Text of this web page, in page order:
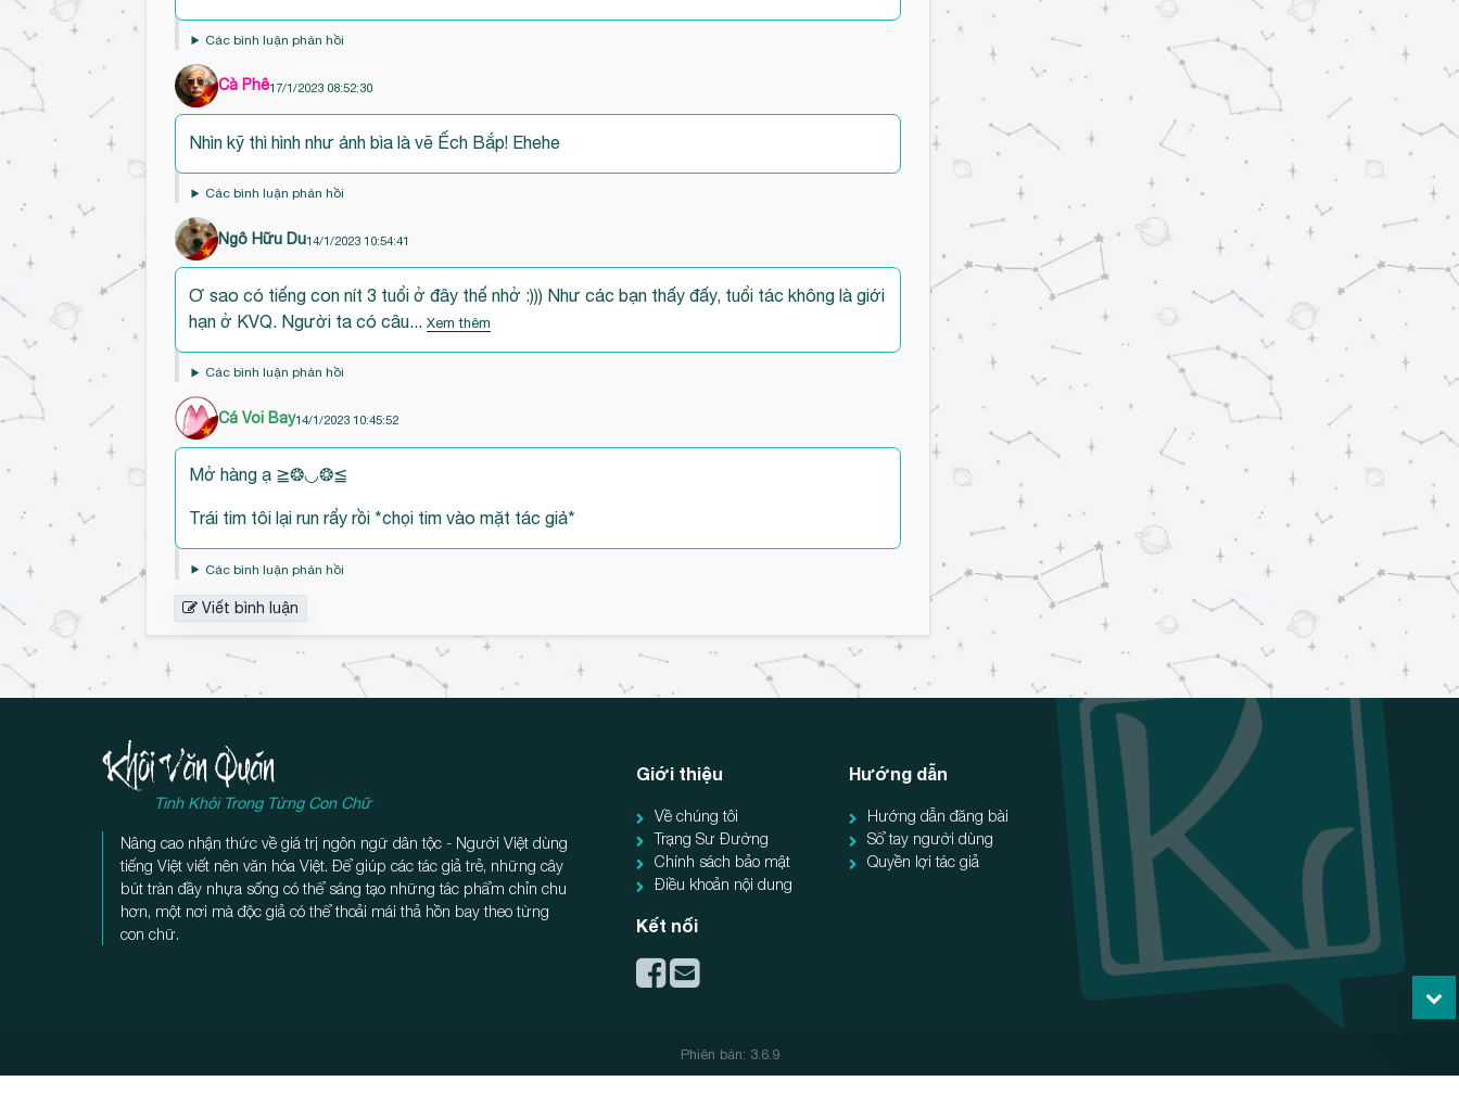
đ
ầ
u
l
u
Các bình luận phản hồi
đ
ầ
u
u
ậ
Cà Phê17/1/2023 08:52:30
Nhìn kỹ thì hình như ảnh bìa là vẽ Ếch Bắp! Ehehe
Các bình luận phản hồi
ầ
u
b
l
Ngô Hữu Du14/1/2023 10:54:41
Ơ sao có tiếng con nít 3 tuổi ở đây thế nhở :))) Như các bạn thấy đấy, tuổi tác không là giới
hạn ở KVQ. Người ta có câu...Xem thêm
Các bình luận phản hồi
Đ
đ
b
h
u
ậ
n
Cá Voi Bay14/1/2023 10:45:52
Mở hàng ạ ≧❂◡❂≦
Trái tim tôi lại run rẩy rồi *chọi tim vào mặt tác giả*
Các bình luận phản hồi
Viết bình luận
Chương
Tinh Khôi Trong Từng Con Chữ
Nâng cao nhận thức về giá trị ngôn ngữ dân tộc - Người Việt dùng
tiếng Việt viết nên văn hóa Việt. Để giúp các tác giả trẻ, những cây
bút tràn đầy nhựa sống có thể sáng tạo những tác phẩm chỉn chu
hơn, một nơi mà độc giả có thể thoải mái thả hồn bay theo từng
con chữ.
Giới thiệu
Về chúng tôi
Trạng Sư Đường
Chính sách bảo mật
Điều khoản nội dung
Kết nối
Hướng dẫn
Hướng dẫn đăng bài
Sổ tay người dùng
Quyền lợi tác giả
Phiên bản: 3.6.9